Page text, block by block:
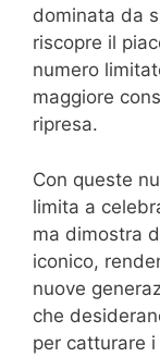
dominata da
riscopre il
numero
maggiore
ripresa.
Con queste
limita a
ma dimostra
iconico,
nuove
che
per catturare